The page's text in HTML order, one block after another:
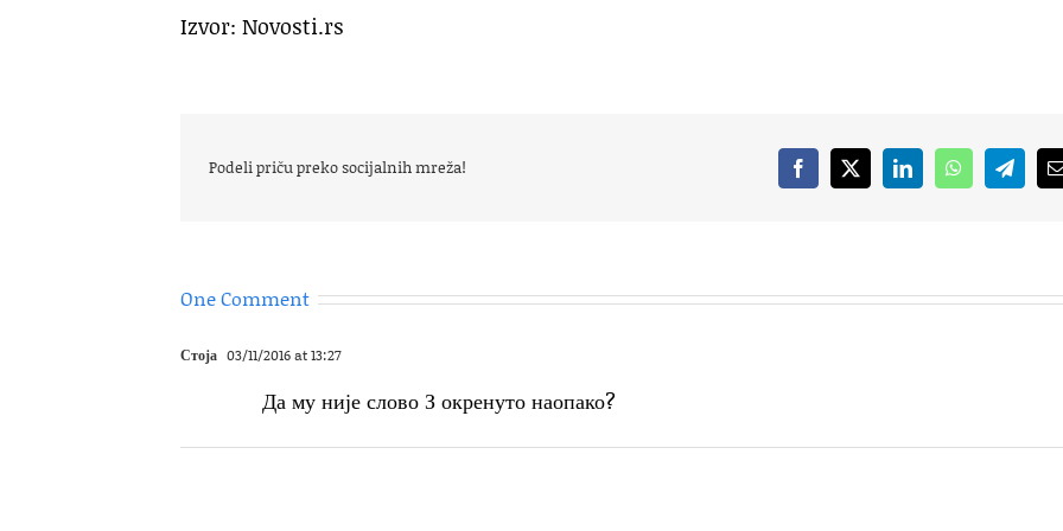
Izvor: Novosti.rs
Podeli priču preko socijalnih mreža! Facebook
X LinkedInWhatsApp
One Comment
Стоја 03/11/2016 at 13:27
Да му није слово З окренуто наопако?